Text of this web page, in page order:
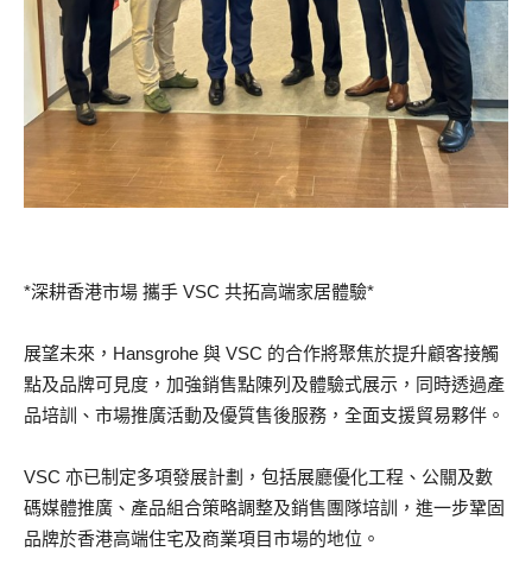
*深耕香港市場 攜手 VSC 共拓高端家居體驗*
展望未來，Hansgrohe 與 VSC 的合作將聚焦於提升顧客接觸
點及品牌可見度，加強銷售點陳列及體驗式展示，同時透過產
品培訓、市場推廣活動及優質售後服務，全面支援貿易夥伴。
VSC 亦已制定多項發展計劃，包括展廳優化工程、公關及數
碼媒體推廣、產品組合策略調整及銷售團隊培訓，進一步鞏固
品牌於香港高端住宅及商業項目市場的地位。